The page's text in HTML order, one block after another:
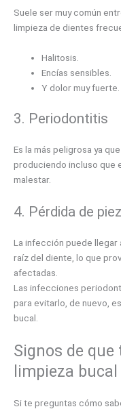
Suele ser muy común
limpieza de dientes
Halitosis.
Encías sensibles.
Y dolor muy fuerte.
3. Periodontitis
Es la más peligrosa ya
produciendo incluso que
malestar.
4. Pérdida de
La infección puede llegar
raíz del diente, lo que
afectadas.
Las infecciones
para evitarlo, de nuevo,
bucal.
Signos de
limpieza bucal
Si te preguntas cómo